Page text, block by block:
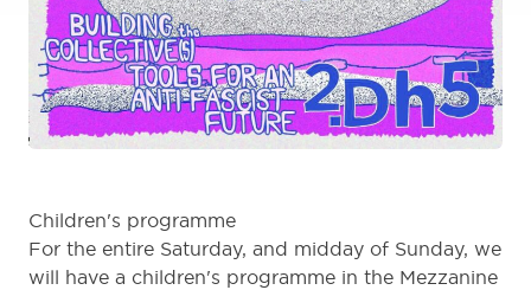
Children's programme
For the entire Saturday, and midday of Sunday, we
will have a children's programme in the Mezzanine